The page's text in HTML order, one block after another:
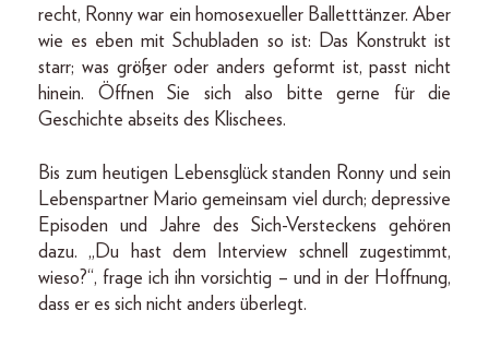
recht, Ronny war ein homosexueller Balletttänzer. Aber
wie es eben mit Schubladen so ist: Das Konstrukt ist
starr; was größer oder anders geformt ist, passt nicht
hinein. Öffnen Sie sich also bitte gerne für die
Geschichte abseits des Klischees.
Bis zum heutigen Lebensglück standen Ronny und sein
Lebenspartner Mario gemeinsam viel durch; depressive
Episoden und Jahre des Sich-Versteckens gehören
dazu. „Du hast dem Interview schnell zugestimmt,
wieso?“, frage ich ihn vorsichtig – und in der Hoffnung,
dass er es sich nicht anders überlegt.